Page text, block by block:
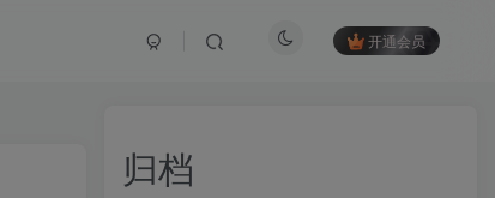
开通会员
归档